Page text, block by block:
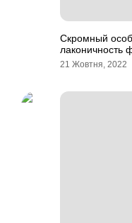
Скромный
лаконичность
21 Жовтня, 2022